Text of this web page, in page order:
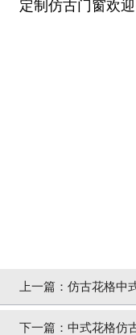
定制仿古门窗欢迎
上一篇： 仿古花格中
光」
下一篇： 中式花格仿